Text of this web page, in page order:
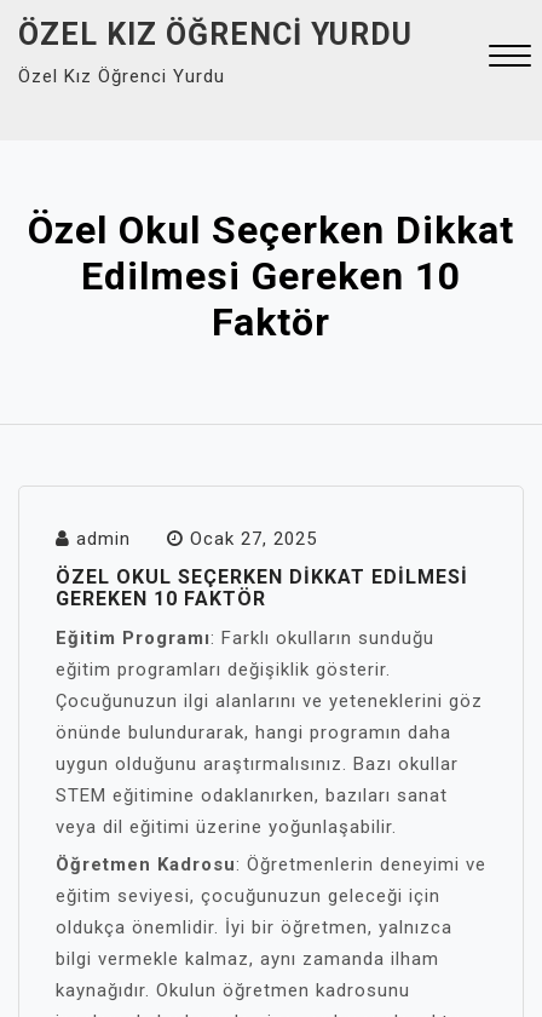
Skip
content
ÖZEL KIZ ÖĞRENCI YURDU
Özel Kız Öğrenci Yurdu
Özel Okul Seçerken Dikkat
Edilmesi Gereken 10
Faktör
admin Ocak 27, 2025
ÖZEL OKUL SEÇERKEN DIKKAT EDILMESI
GEREKEN 10 FAKTÖR
Eğitim Programı: Farklı okulların sunduğu
eğitim programları değişiklik gösterir.
Çocuğunuzun ilgi alanlarını ve yeteneklerini göz
önünde bulundurarak, hangi programın daha
uygun olduğunu araştırmalısınız. Bazı okullar
STEM eğitimine odaklanırken, bazıları sanat
veya dil eğitimi üzerine yoğunlaşabilir.
Öğretmen Kadrosu: Öğretmenlerin deneyimi ve
eğitim seviyesi, çocuğunuzun geleceği için
oldukça önemlidir. İyi bir öğretmen, yalnızca
bilgi vermekle kalmaz, aynı zamanda ilham
kaynağıdır. Okulun öğretmen kadrosunu